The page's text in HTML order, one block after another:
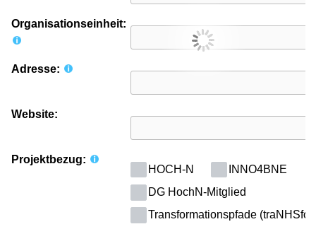
Organisationseinheit:
Adresse:
Website:
Projektbezug:
HOCH-N
INNO4BNE
DG HochN-Mitglied
Transformationspfade